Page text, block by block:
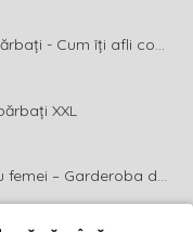
Ghid de mărimi XXL pentru bărbați - Cum îți afli corect măsura și ce înseamnă diferența dintre mărimi
XXL
Idei practice de ținute pentru femei – Garderoba de primăvară 2026 în mărimi mari